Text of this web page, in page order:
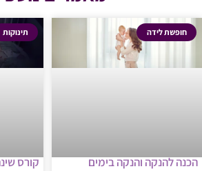
חופשת לידה
הכנה להנקה והנקה בימים
תינוקות
קורס שינה